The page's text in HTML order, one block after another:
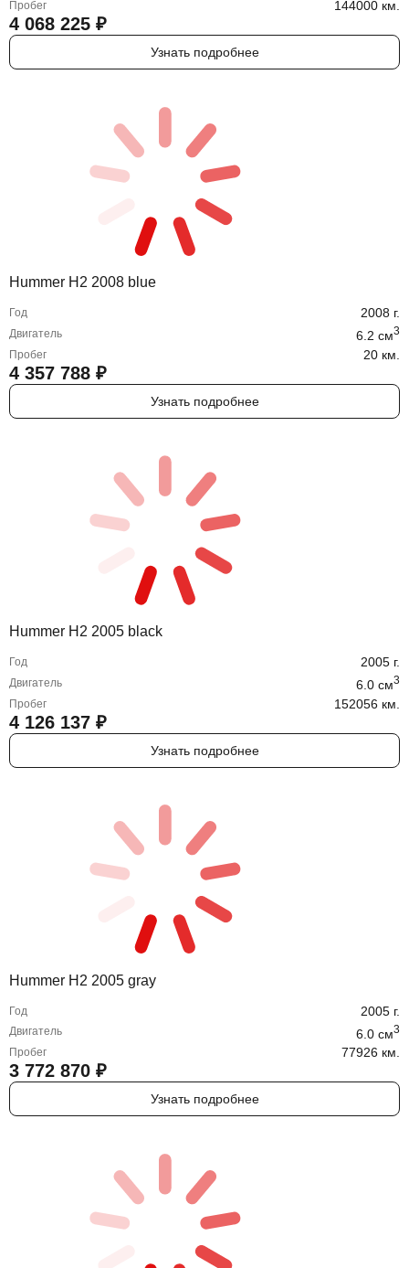
Пробег 144000 км.
4 068 225 ₽
Узнать подробнее
Hummer H2 2008 blue
Год 2008 г.
Двигатель 6.2 cм3
Пробег 20 км.
4 357 788 ₽
Узнать подробнее
Hummer H2 2005 black
Год 2005 г.
Двигатель 6.0 cм3
Пробег 152056 км.
4 126 137 ₽
Узнать подробнее
Hummer H2 2005 gray
Год 2005 г.
Двигатель 6.0 cм3
Пробег 77926 км.
3 772 870 ₽
Узнать подробнее